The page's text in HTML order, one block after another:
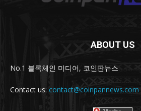
ABOUT US
No.1 블록체인 미디어, 코인판뉴스
Contact us: contact@coinpannews.com